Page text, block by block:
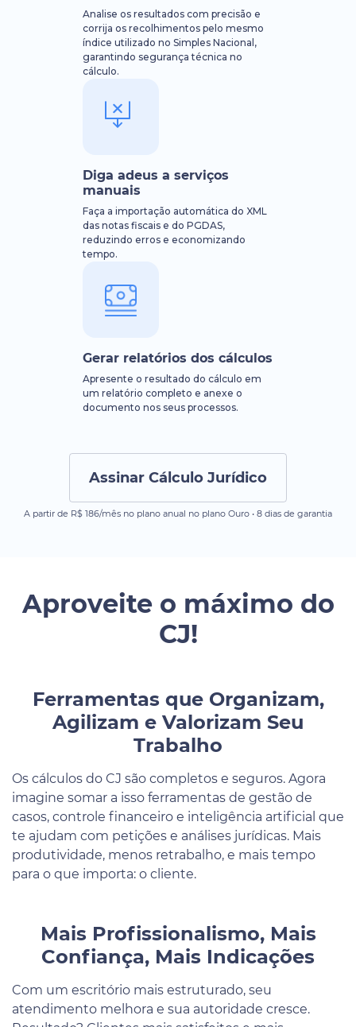
Analise os resultados com precisão e
corrija os recolhimentos pelo mesmo
índice utilizado no Simples Nacional,
garantindo segurança técnica no
cálculo.
Diga adeus a serviços
manuais
Faça a importação automática do XML
das notas fiscais e do PGDAS,
reduzindo erros e economizando
tempo.
Gerar relatórios dos cálculos
Apresente o resultado do cálculo em
um relatório completo e anexe o
documento nos seus processos.
Assinar Cálculo Jurídico
A partir de R$ 186/mês no plano anual no plano Ouro • 8 dias de garantia
Aproveite o máximo do
CJ!
Ferramentas que Organizam,
Agilizam e Valorizam Seu
Trabalho
Os cálculos do CJ são completos e seguros. Agora
imagine somar a isso ferramentas de gestão de
casos, controle financeiro e inteligência artificial que
te ajudam com petições e análises jurídicas. Mais
produtividade, menos retrabalho, e mais tempo
para o que importa: o cliente.
Mais Profissionalismo, Mais
Confiança, Mais Indicações
Com um escritório mais estruturado, seu
atendimento melhora e sua autoridade cresce.